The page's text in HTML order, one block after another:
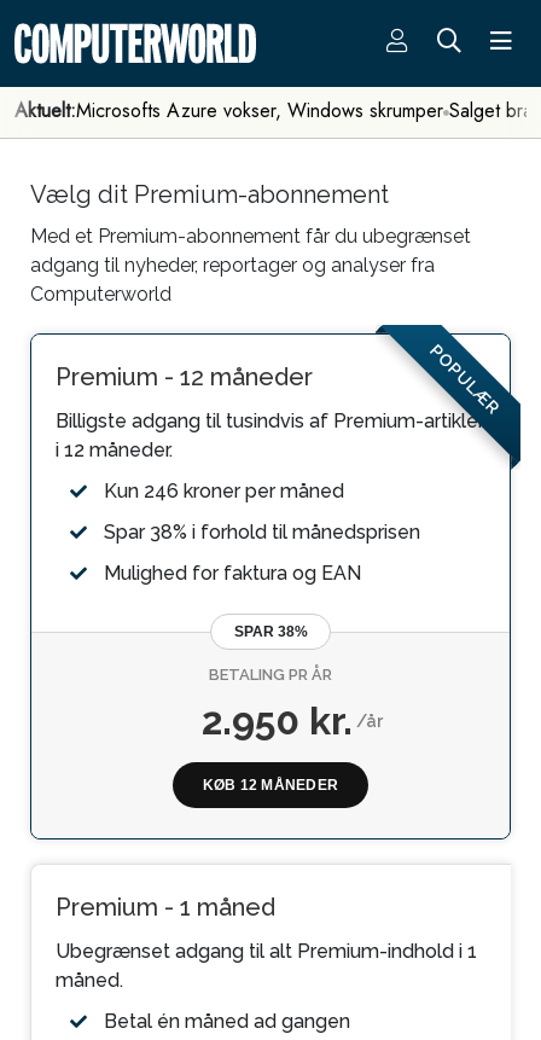
Aktuelt:Microsofts Azure vokser, Windows skrumper Salget
Vælg dit Premium-abonnement
Med et Premium-abonnement får du ubegrænset
adgang til nyheder, reportager og analyser fra
Computerworld
Premium - 1 måned
Ubegrænset adgang til alt Premium-indhold i 1
måned.
Betal én måned ad gangen
POPULÆR
Premium - 12 måneder
Billigste adgang til tusindvis af Premium-artikler
i 12 måneder.
Kun 246 kroner per måned
Spar 38% i forhold til månedsprisen
Mulighed for faktura og EAN
SPAR 38%
BETALING PR ÅR
2.950 kr./år
KØB 12 MÅNEDER